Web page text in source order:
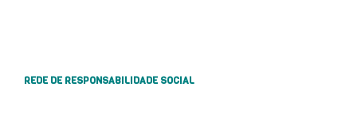
REDE DE RESPONSABILIDADE SOCIAL